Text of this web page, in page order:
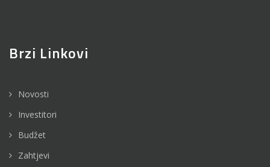
Brzi Linkovi
Novosti
Investitori
Budžet
Zahtjevi